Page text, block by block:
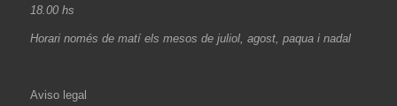
18.00 hs
Horari només de matí els mesos de juliol, agost, paqua i nadal
Aviso legal